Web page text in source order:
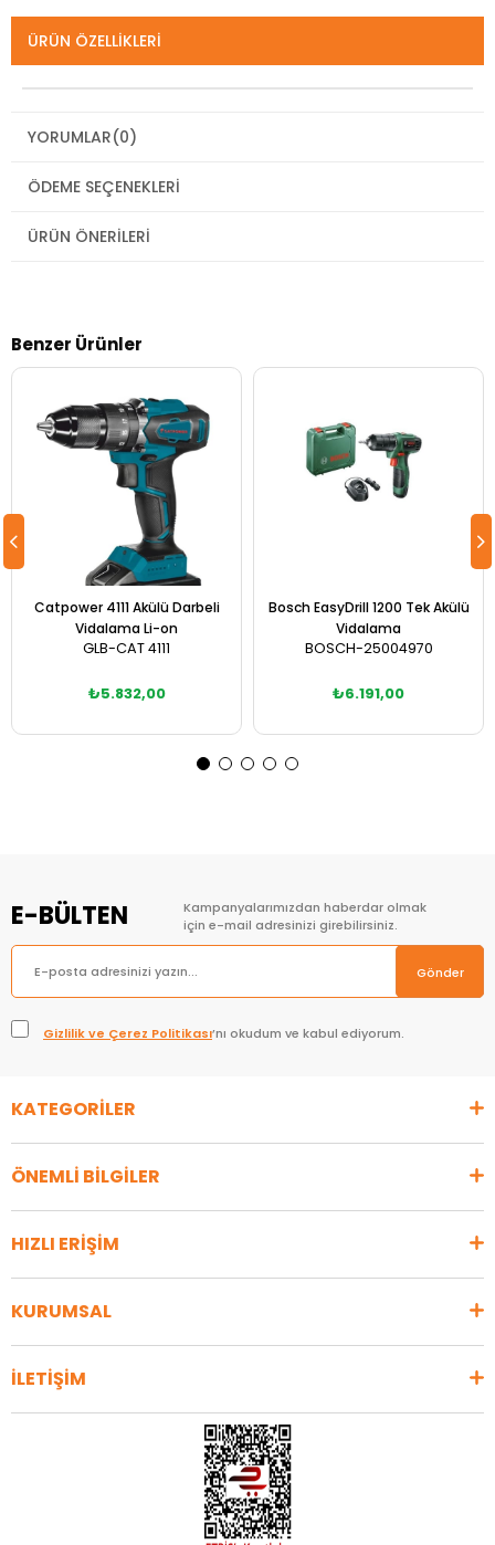
ÜRÜN ÖZELLIKLERI
YORUMLAR(0)
ÖDEME SEÇENEKLERI
ÜRÜN ÖNERILERI
Benzer Ürünler
Catpower 4111 Akülü Darbeli
Vidalama Li-on
GLB-CAT 4111
₺5.832,00
Bosch EasyDrill 1200 Tek Akülü
Vidalama
BOSCH-25004970
₺6.191,00
E-BÜLTEN
Kampanyalarımızdan haberdar olmak
için e-mail adresinizi girebilirsiniz.
Gönder
Gizlilik ve Çerez Politikası’nı okudum ve kabul ediyorum.
KATEGORİLER
ÖNEMLİ BİLGİLER
HIZLI ERİŞİM
KURUMSAL
İLETİŞİM